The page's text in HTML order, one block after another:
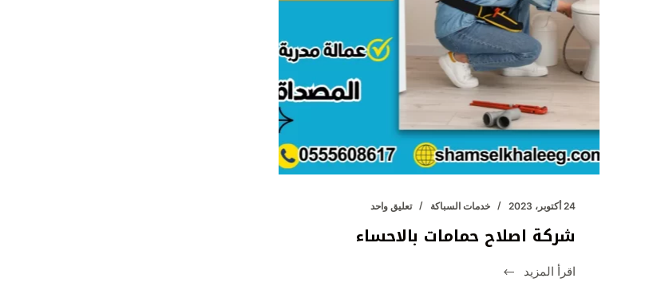
24 أكتوبر، 2023 خدمات السباكة تعليق واحد
شركة اصلاح حمامات بالاحساء
اقرأ المزيد
شركة